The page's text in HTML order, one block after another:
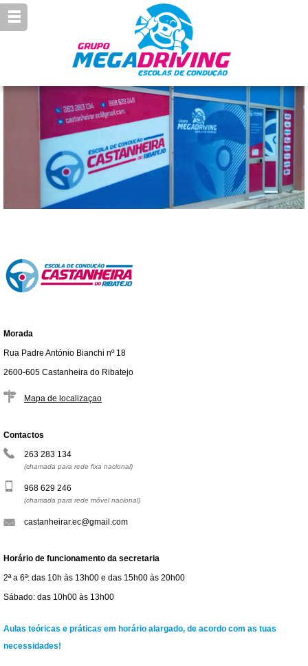
Morada
Rua Padre António Bianchi nº 18
2600-605 Castanheira do Ribatejo
Mapa de localizaçao
Contactos
263 283 134
(chamada para rede fixa nacional)
968 629 246
(chamada para rede móvel nacional)
castanheirar.ec@gmail.com
Horário de funcionamento da secretaria
2ª a 6ª: das 10h às 13h00 e das 15h00 às 20h00
Sábado: das 10h00 às 13h00
Aulas teóricas e práticas em horário alargado, de acordo com as tuas
necessidades!